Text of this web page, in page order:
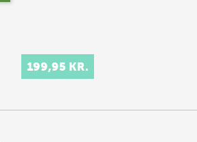
199,95 KR.